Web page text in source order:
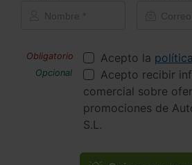
Acepto la
Acepto recibir
comercial sobre
promociones de
S.L.